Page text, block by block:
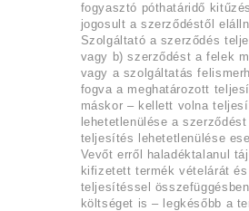
fogyasztó póthatáridő
jogosult a szerződéstől
Szolgáltató a szerződés
vagy b) szerződést a felek
vagy a szolgáltatás
fogva a meghatározott
máskor – kellett volna
lehetetlenülése a
teljesítés lehetetlenülése
Vevőt erről haladéktalanul
kifizetett termék vételárát
teljesítéssel
költséget is – legkésőbb a